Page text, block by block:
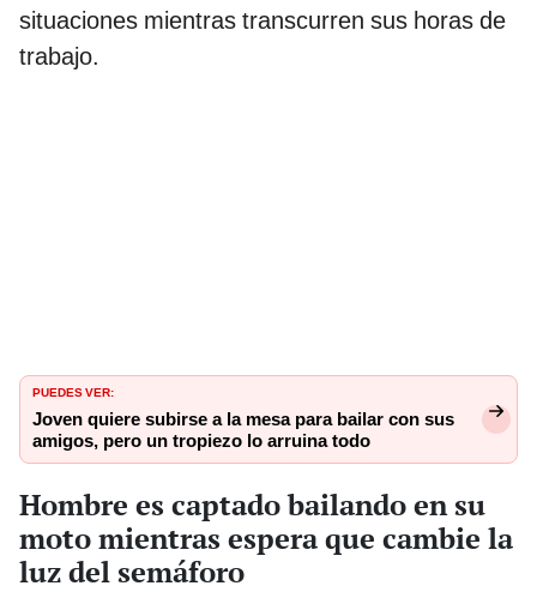
situaciones mientras transcurren sus horas de
trabajo.
PUEDES VER:
Joven quiere subirse a la mesa para bailar con sus
amigos, pero un tropiezo lo arruina todo
Hombre es captado bailando en su
moto mientras espera que cambie la
luz del semáforo